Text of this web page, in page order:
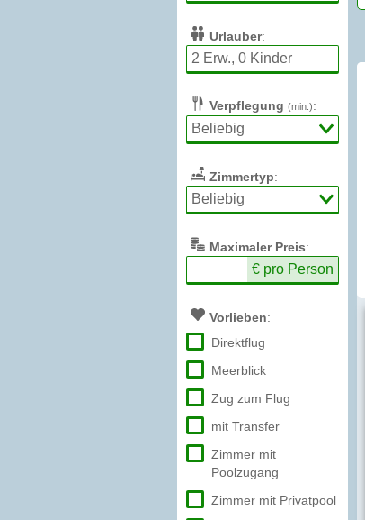
Urlauber:
Verpflegung (min.):
Zimmertyp:
Maximaler Preis:
€ pro Person
Vorlieben:
Direktflug
Meerblick
Zug zum Flug
mit Transfer
Zimmer mit
Poolzugang
Zimmer mit Privatpool